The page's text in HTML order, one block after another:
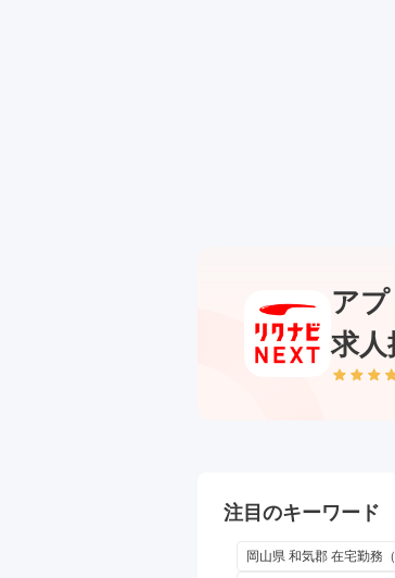
ア
求人
注目のキーワード
岡山県 和気郡 在宅勤務